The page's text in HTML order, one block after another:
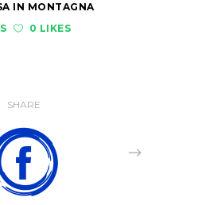
IN MONTAGNA
0 LIKES
SHARE